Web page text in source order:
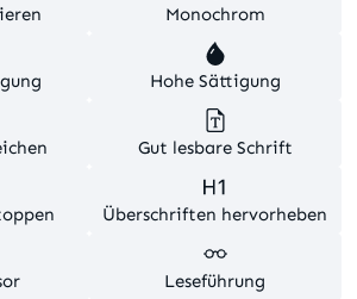
. Alle Artikelangaben sind
und ohne Gewähr.
Alle Rechte vorbehalten. Theme by
TC-Innovations
Monochrom
Hohe Sättigung
Gut lesbare Schrift
Überschriften hervorheben
Leseführung
Cookies, um eine bestmögliche
zu können.
Nur technisch notwendige